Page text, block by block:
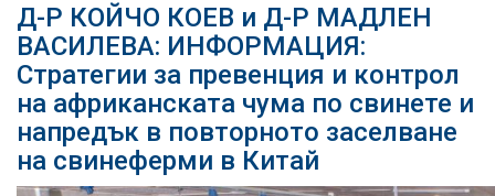
Д-Р КОЙЧО КОЕВ и Д-Р МАДЛЕН
ВАСИЛЕВА: ИНФОРМАЦИЯ:
Стратегии за превенция и контрол
на африканската чума по свинете и
напредък в повторното заселване
на свинеферми в Китай